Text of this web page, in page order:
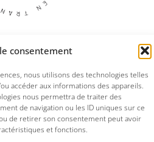
consentement
nous utilisons des technologies telles
accéder aux informations des appareils.
nous permettra de traiter des
de navigation ou les ID uniques sur ce
de retirer son consentement peut avoir
et fonctions.
Tipi boutique
Politique de confidentialités